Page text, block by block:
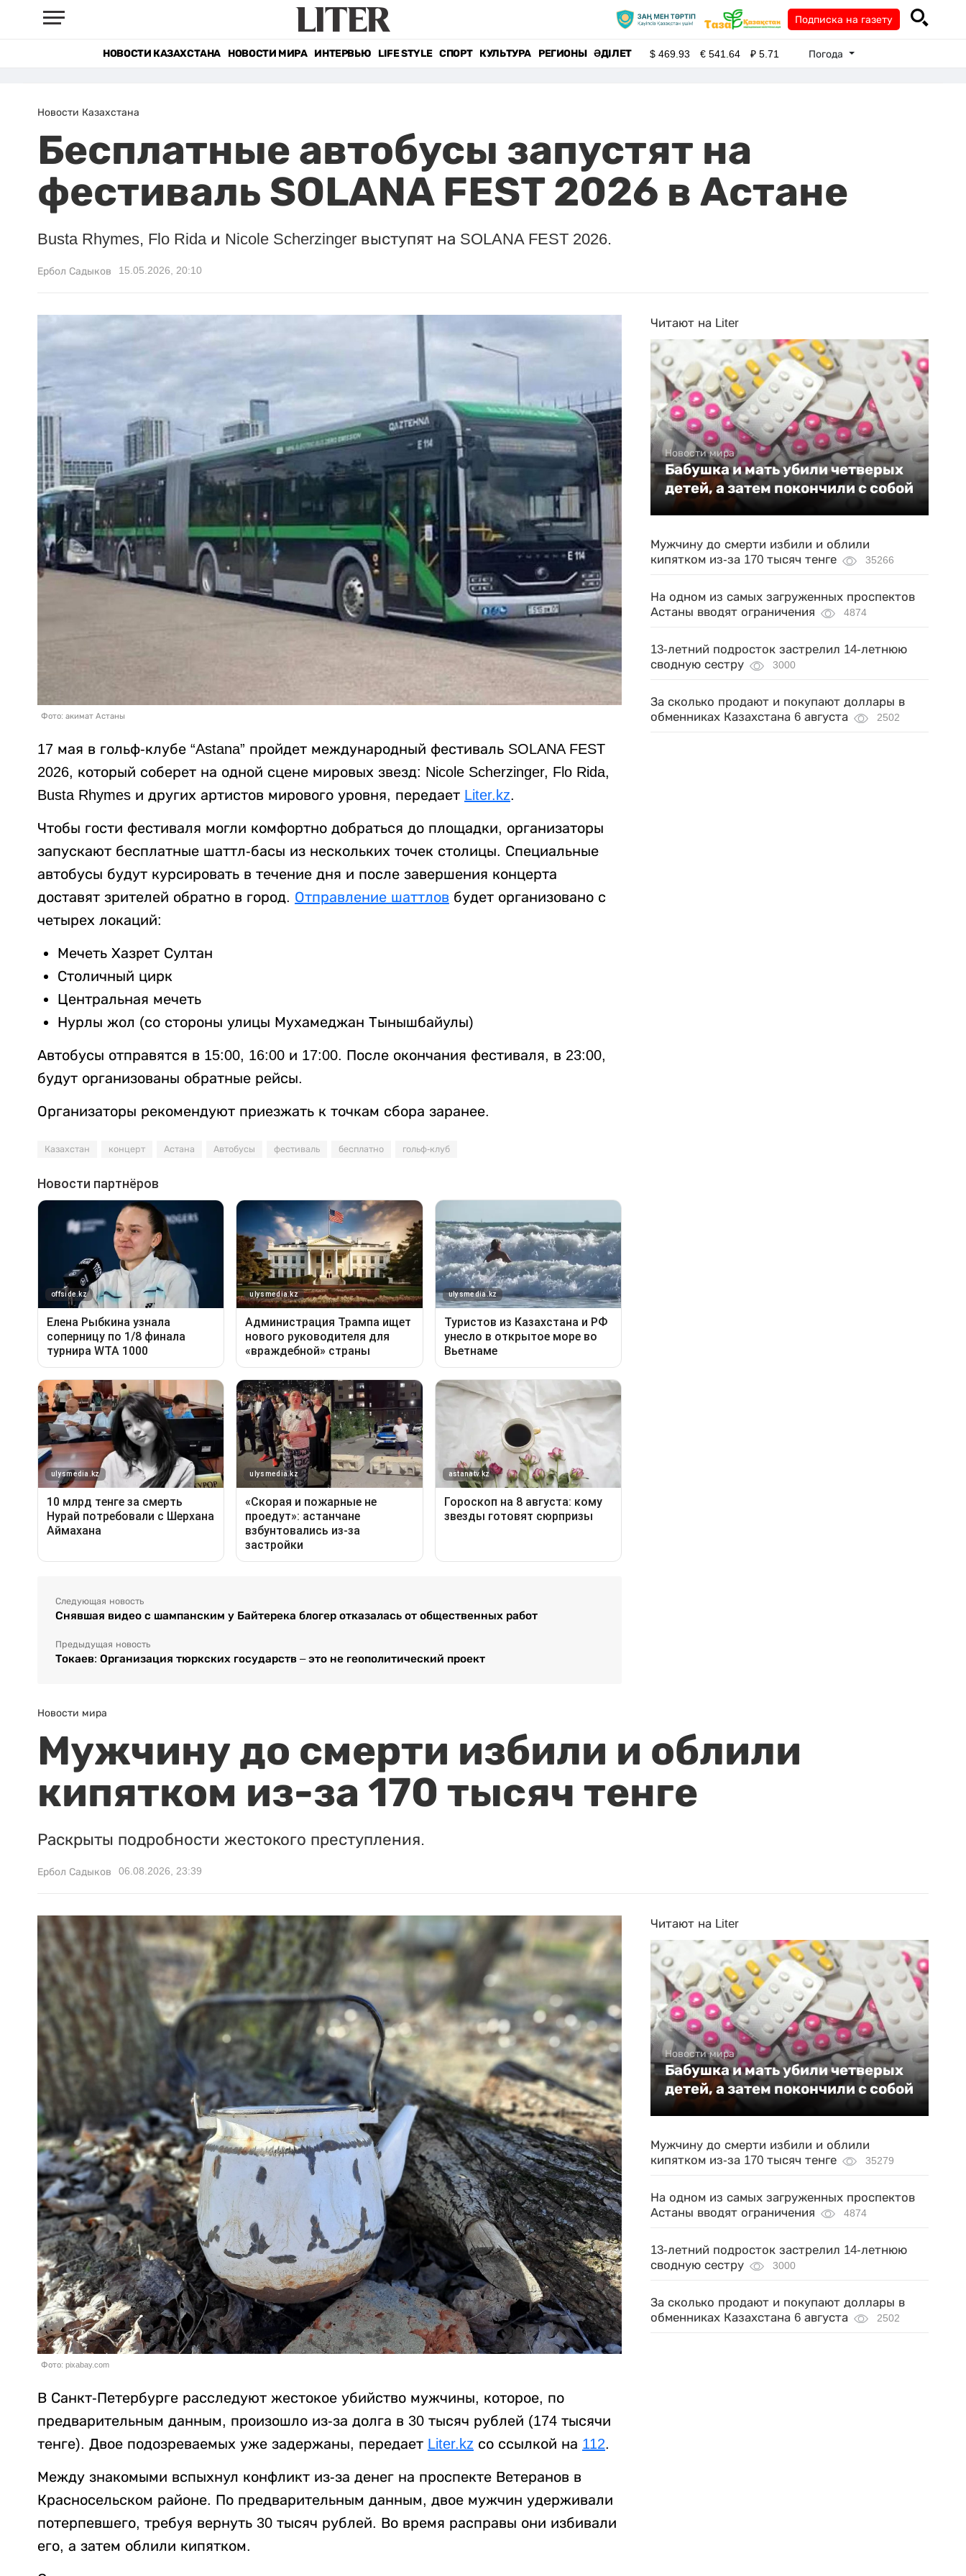
Подписка на газету
НОВОСТИ КАЗАХСТАНА НОВОСТИ МИРА ИНТЕРВЬЮ LIFE STYLE СПОРТ КУЛЬТУРА РЕГИОНЫ ӘДІЛЕТ $469.93 €541.64 ₽5.71 Погода
Новости Казахстана
Бесплатные автобусы запустят на
фестиваль SOLANA FEST 2026 в Астане
Busta Rhymes, Flo Rida и Nicole Scherzinger выступят на SOLANA FEST 2026.
Ербол Садыков 15.05.2026, 20:10
Фото: акимат Астаны
17 мая в гольф-клубе “Astana” пройдет международный фестиваль SOLANA FEST
2026, который соберет на одной сцене мировых звезд: Nicole Scherzinger, Flo Rida,
Busta Rhymes и других артистов мирового уровня, передает Liter.kz.
Чтобы гости фестиваля могли комфортно добраться до площадки, организаторы
запускают бесплатные шаттл-басы из нескольких точек столицы. Специальные
автобусы будут курсировать в течение дня и после завершения концерта
доставят зрителей обратно в город. Отправление шаттлов будет организовано с
четырех локаций:
Мечеть Хазрет Султан
Столичный цирк
Центральная мечеть
Нурлы жол (со стороны улицы Мухамеджан Тынышбайулы)
Автобусы отправятся в 15:00, 16:00 и 17:00. После окончания фестиваля, в 23:00,
будут организованы обратные рейсы.
Организаторы рекомендуют приезжать к точкам сбора заранее.
Казахстан концерт Астана Автобусы фестиваль бесплатно гольф-клуб
Следующая новость
Снявшая видео с шампанским у Байтерека блогер отказалась от общественных работ
Предыдущая новость
Токаев: Организация тюркских государств – это не геополитический проект
Читают на Liter
Новости мира
Бабушка и мать убили четверых
детей, а затем покончили с собой
Мужчину до смерти избили и облили
кипятком из-за 170 тысяч тенге
35266
На одном из самых загруженных проспектов
Астаны вводят ограничения
4874
13-летний подросток застрелил 14-летнюю
сводную сестру
3000
За сколько продают и покупают доллары в
обменниках Казахстана 6 августа
2502
Новости мира
Мужчину до смерти избили и облили
кипятком из-за 170 тысяч тенге
Раскрыты подробности жестокого преступления.
Ербол Садыков 06.08.2026, 23:39
Фото: pixabay.com
В Санкт-Петербурге расследуют жестокое убийство мужчины, которое, по
предварительным данным, произошло из-за долга в 30 тысяч рублей (174 тысячи
тенге). Двое подозреваемых уже задержаны, передает Liter.kz со ссылкой на 112.
Между знакомыми вспыхнул конфликт из-за денег на проспекте Ветеранов в
Красносельском районе. По предварительным данным, двое мужчин удерживали
потерпевшего, требуя вернуть 30 тысяч рублей. Во время расправы они избивали
его, а затем облили кипятком.
Читают на Liter
Новости мира
Бабушка и мать убили четверых
детей, а затем покончили с собой
Мужчину до смерти избили и облили
кипятком из-за 170 тысяч тенге
35279
На одном из самых загруженных проспектов
Астаны вводят ограничения
4874
13-летний подросток застрелил 14-летнюю
сводную сестру
3000
За сколько продают и покупают доллары в
обменниках Казахстана 6 августа
2502